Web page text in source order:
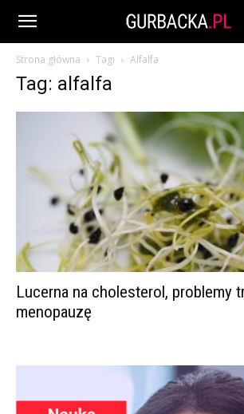
Strona główna Tagi Alfalfa
Tag: alfalfa
Lucerna na cholesterol, problemy
menopauzę